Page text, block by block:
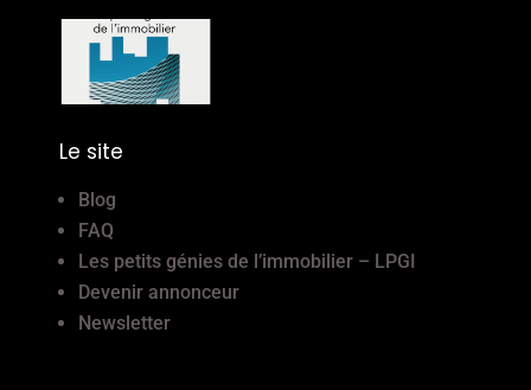
Le site
Blog
FAQ
Les petits génies de l’immobilier – LPGI
Devenir annonceur
Newsletter